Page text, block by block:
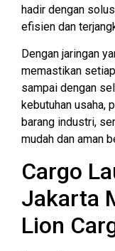
hadir dengan
efisien dan
Dengan jaringan
memastikan
sampai dengan
kebutuhan usaha,
barang industri,
mudah dan aman
Cargo
Jakarta
Lion